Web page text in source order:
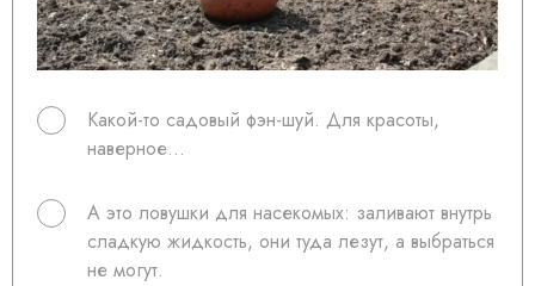
Какой-то садовый фэн-шуй. Для красоты,
наверное...
А это ловушки для насекомых: заливают внутрь
сладкую жидкость, они туда лезут, а выбраться
не могут.